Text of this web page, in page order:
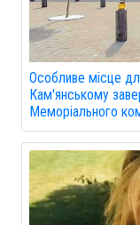
Особливе місце
Кам'янському
Меморіального